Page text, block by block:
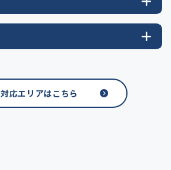
対応エリアはこちら